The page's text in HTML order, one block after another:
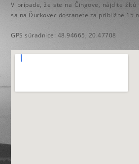
V prípade, že ste na Čingove, nájdite
sa na Ďurkovec dostanete za približne 15
GPS súradnice: 48.94665, 20.47708